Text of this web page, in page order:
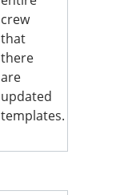
crew
that
there
are
updated
templates.